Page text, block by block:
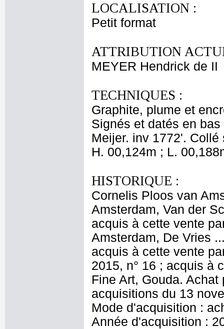
LOCALISATION :
Petit format
ATTRIBUTION
MEYER Hendrick de II
TECHNIQUES :
Graphite, plume et
Signés et datés en
Meijer. inv 1772'.
H. 00,124m ; L.
HISTORIQUE :
Cornelis Ploos van
Amsterdam, Van der
acquis à cette vente
Amsterdam, De Vries
acquis à cette vente
2015, n° 16 ; acquis à
Fine Art, Gouda.
acquisitions du 13
Mode d'acquisition :
Année d'acquisition :